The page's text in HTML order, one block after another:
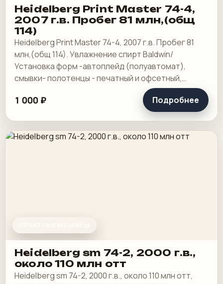
Heidelberg Print Master 74-4,
2007 г.в. Пробег 81 млн,(общ
114)
Heidelberg Print Master 74-4, 2007 г.в. Пробег 81
млн,(общ 114). Увлажнение спирт Baldwin/
Установка форм -автоплейд (полуавтомат),
смывки- полотенцы - печатный и офсетный,
выносной пульт ClassicCenter -PM74 - краски и.
1 000 ₽ Подробнее
Heidelberg sm 74-2, 2000 г.в.,
около 110 млн отт
Heidelberg sm 74-2, 2000 г.в., около 110 млн отт,